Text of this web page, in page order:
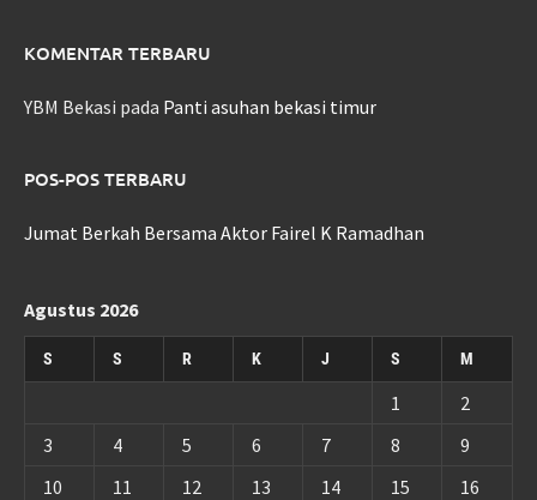
KOMENTAR TERBARU
YBM Bekasi pada Panti asuhan bekasi timur
POS-POS TERBARU
Jumat Berkah Bersama Aktor Fairel K Ramadhan
Agustus 2026
S S R K J S M
1
2
3
4 5 6 7 8
9
10
11 12 13 14 15
16